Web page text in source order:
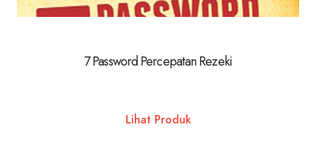
7 Password Percepatan Rezeki
Lihat Produk